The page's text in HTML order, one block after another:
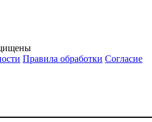
Правила обработки Согласие